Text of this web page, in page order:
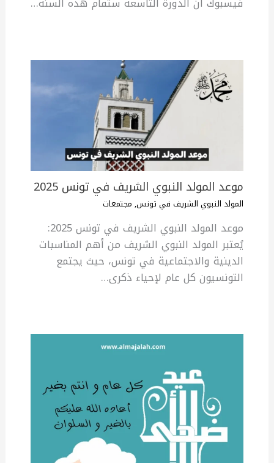
موعد المولد النبوي الشريف في تونس 2025
المولد النبوي الشريف في تونس, مجتمعات
موعد المولد النبوي الشريف في تونس 2025:
يُعتبر المولد النبوي الشريف من أهم المناسبات
الدينية والاجتماعية في تونس، حيث يجتمع
التونسيون كل عام لإحياء ذكرى…